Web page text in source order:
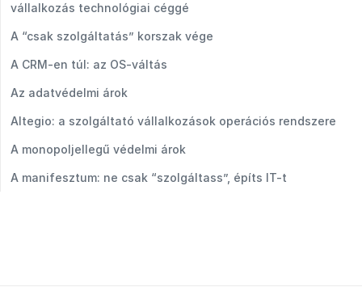
vállalkozás technológiai céggé
A “csak szolgáltatás” korszak vége
A CRM-en túl: az OS-váltás
Az adatvédelmi árok
Altegio: a szolgáltató vállalkozások operációs rendszere
A monopoljellegű védelmi árok
A manifesztum: ne csak “szolgáltass”, építs IT-t